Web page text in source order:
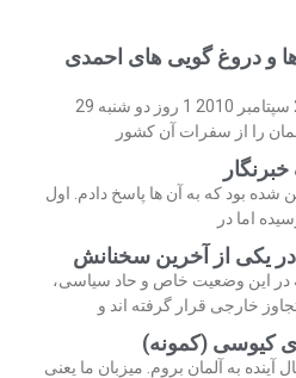
و دروغ گویی های احمدی
چهارشنبه 31 شهریور 89 / 22 سپتامبر 2010 1 روز دو شنبه 29
را از سفرات آن کشور
بود که به آن ها پاسخ دادم. اول
اما در
یکی از آخرین سخنانش
که در این وضعیت خاص و حاد سیاسی،
خارجی قرار گرفته اند و
کیوسی (کمونه)
آینده به آلمان بروم. میزبان ما یعنی